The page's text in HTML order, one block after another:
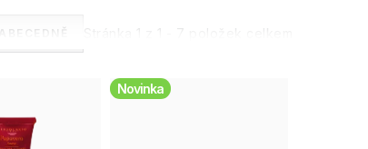
Stránka 1 1 7 položek celkem
ABECEDNĚ
Novinka